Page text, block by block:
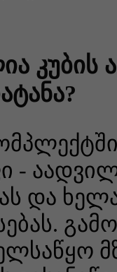
კუბის
-
და